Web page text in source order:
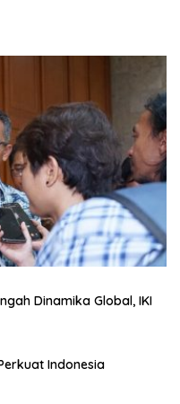
Dinamika Global, IKI
Indonesia